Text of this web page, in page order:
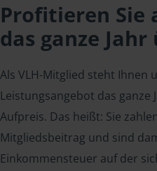
Profitieren Sie
das ganze Jahr
Als VLH-Mitglied steht Ihnen
Leistungsangebot das ganze
Aufpreis. Das heißt: Sie
Mitgliedsbeitrag und sind
Einkommensteuer auf der